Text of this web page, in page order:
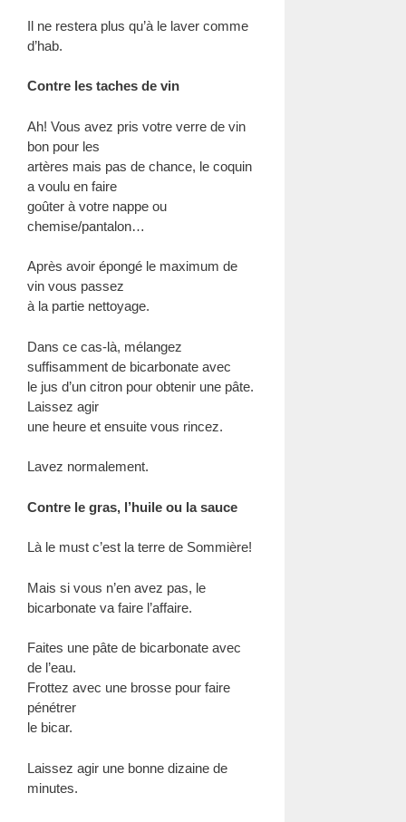
Il ne restera plus qu’à le laver comme
d’hab.
Contre les taches de vin
Ah! Vous avez pris votre verre de vin
bon pour les
artères mais pas de chance, le coquin
a voulu en faire
goûter à votre nappe ou
chemise/pantalon…
Après avoir épongé le maximum de
vin vous passez
à la partie nettoyage.
Dans ce cas-là, mélangez
suffisamment de bicarbonate avec
le jus d’un citron pour obtenir une pâte.
Laissez agir
une heure et ensuite vous rincez.
Lavez normalement.
Contre le gras, l’huile ou la sauce
Là le must c’est la terre de Sommière!
Mais si vous n’en avez pas, le
bicarbonate va faire l’affaire.
Faites une pâte de bicarbonate avec
de l’eau.
Frottez avec une brosse pour faire
pénétrer
le bicar.
Laissez agir une bonne dizaine de
minutes.